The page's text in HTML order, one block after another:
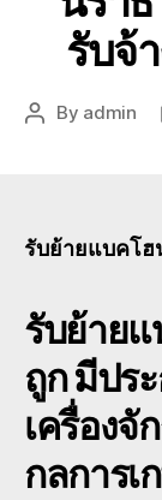
รับจ้
Post
By admin
รับย้ายแบคโฮ
รับย้าย
ถูก มีปร
เครื่องจั
กลการเ